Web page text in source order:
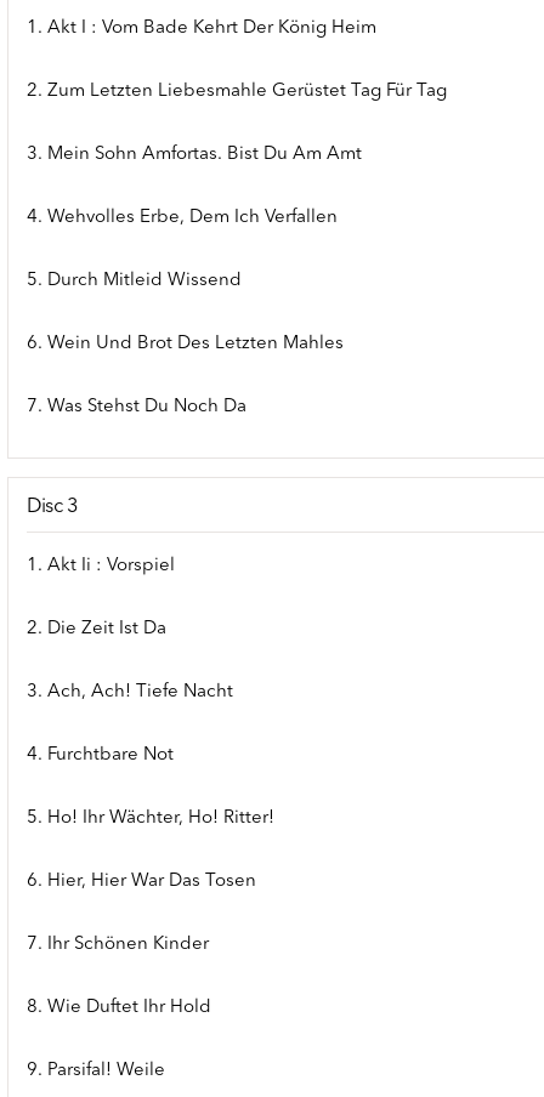
1. Akt I : Vom Bade Kehrt Der König Heim
2. Zum Letzten Liebesmahle Gerüstet Tag Für Tag
3. Mein Sohn Amfortas. Bist Du Am Amt
4. Wehvolles Erbe, Dem Ich Verfallen
5. Durch Mitleid Wissend
6. Wein Und Brot Des Letzten Mahles
7. Was Stehst Du Noch Da
Disc 3
1. Akt Ii : Vorspiel
2. Die Zeit Ist Da
3. Ach, Ach! Tiefe Nacht
4. Furchtbare Not
5. Ho! Ihr Wächter, Ho! Ritter!
6. Hier, Hier War Das Tosen
7. Ihr Schönen Kinder
8. Wie Duftet Ihr Hold
9. Parsifal! Weile